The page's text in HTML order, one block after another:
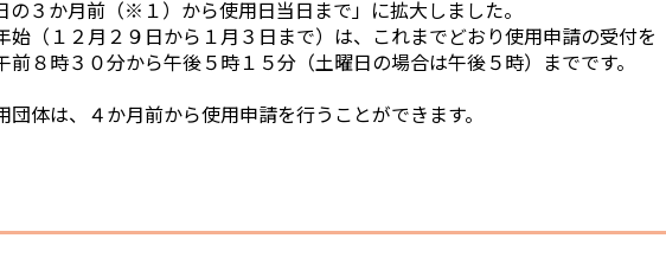
３か月前（※１）から使用日当日まで」に拡大しました。
（１２月２９日から１月３日まで）は、これまでどおり使用申請の受付を
８時３０分から午後５時１５分（土曜日の場合は午後５時）までです。
体は、４か月前から使用申請を行うことができます。